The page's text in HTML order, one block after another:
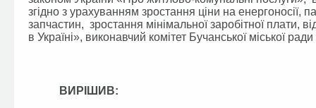
згідно з урахуванням зростання ціни на енергоносії,
запчастин, зростання мінімальної заробітної плати,
в Україні», виконавчий комітет Бучанської міської ради
ВИРІШИВ: